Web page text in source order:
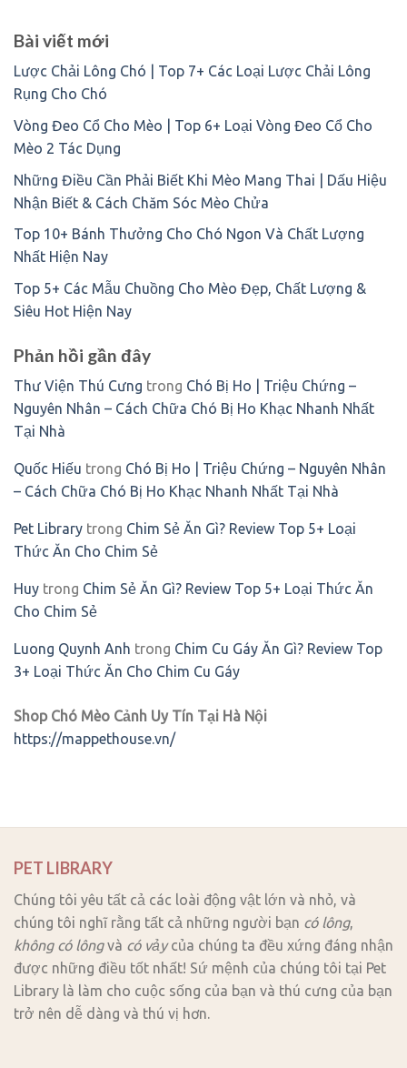
Bài viết mới
Lược Chải Lông Chó | Top 7+ Các Loại Lược Chải Lông
Rụng Cho Chó
Vòng Đeo Cổ Cho Mèo | Top 6+ Loại Vòng Đeo Cổ Cho
Mèo 2 Tác Dụng
Những Điều Cần Phải Biết Khi Mèo Mang Thai | Dấu Hiệu
Nhận Biết & Cách Chăm Sóc Mèo Chửa
Top 10+ Bánh Thưởng Cho Chó Ngon Và Chất Lượng
Nhất Hiện Nay
Top 5+ Các Mẫu Chuồng Cho Mèo Đẹp, Chất Lượng &
Siêu Hot Hiện Nay
Phản hồi gần đây
Thư Viện Thú Cưng trong Chó Bị Ho | Triệu Chứng –
Nguyên Nhân – Cách Chữa Chó Bị Ho Khạc Nhanh Nhất
Tại Nhà
Quốc Hiếu trong Chó Bị Ho | Triệu Chứng – Nguyên Nhân
– Cách Chữa Chó Bị Ho Khạc Nhanh Nhất Tại Nhà
Pet Library trong Chim Sẻ Ăn Gì? Review Top 5+ Loại
Thức Ăn Cho Chim Sẻ
Huy trong Chim Sẻ Ăn Gì? Review Top 5+ Loại Thức Ăn
Cho Chim Sẻ
Luong Quynh Anh trong Chim Cu Gáy Ăn Gì? Review Top
3+ Loại Thức Ăn Cho Chim Cu Gáy
Shop Chó Mèo Cảnh Uy Tín Tại Hà Nội
https://mappethouse.vn/
PET LIBRARY
Chúng tôi yêu tất cả các loài động vật lớn và nhỏ, và
chúng tôi nghĩ rằng tất cả những người bạn có lông,
không có lôngvà có vảycủa chúng ta đều xứng đáng nhận
được những điều tốt nhất! Sứ mệnh của chúng tôi tại Pet
Library là làm cho cuộc sống của bạn và thú cưng của bạn
trở nên dễ dàng và thú vị hơn.